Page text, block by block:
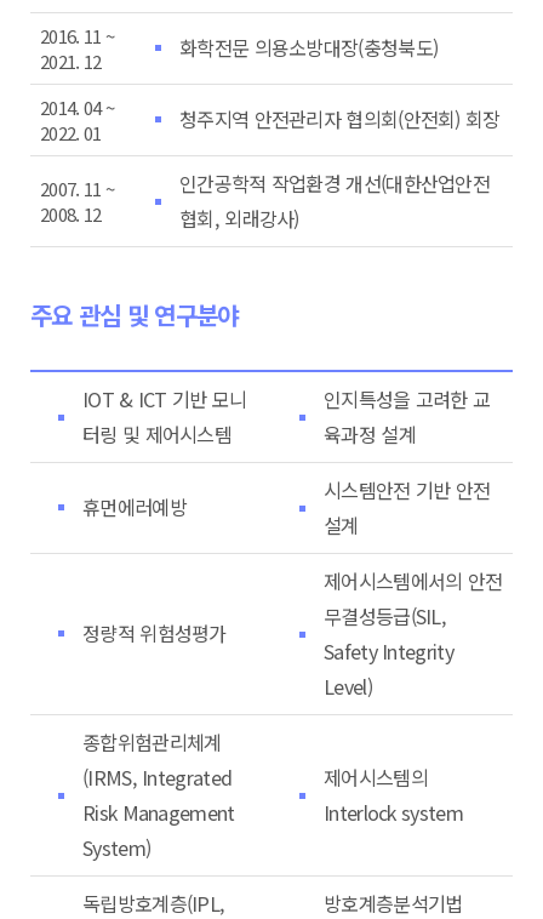
2016. 11 ~
2021. 12
화학전문 의용소방대장(충청북도)
2014. 04 ~
2022. 01
청주지역 안전관리자 협의회(안전회) 회장
2007. 11 ~
2008. 12
인간공학적 작업환경 개선(대한산업안전
협회, 외래강사)
주요 관심 및 연구분야
IOT & ICT 기반 모니
터링 및 제어시스템
인지특성을 고려한 교
육과정 설계
휴먼에러예방
시스템안전 기반 안전
설계
정량적 위험성평가
제어시스템에서의 안전
무결성등급(SIL,
Safety Integrity
Level)
종합위험관리체계
(IRMS, Integrated
Risk Management
System)
제어시스템의
Interlock system
독립방호계층(IPL,
방호계층분석기법